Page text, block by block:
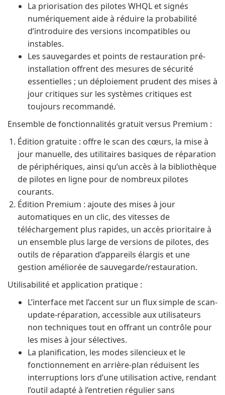
La priorisation des pilotes WHQL et signés
numériquement aide à réduire la probabilité
d’introduire des versions incompatibles ou
instables.
Les sauvegardes et points de restauration pré-
installation offrent des mesures de sécurité
essentielles ; un déploiement prudent des mises à
jour critiques sur les systèmes critiques est
toujours recommandé.
Ensemble de fonctionnalités gratuit versus Premium :
Édition gratuite : offre le scan des cœurs, la mise à
jour manuelle, des utilitaires basiques de réparation
de périphériques, ainsi qu’un accès à la bibliothèque
de pilotes en ligne pour de nombreux pilotes
courants.
Édition Premium : ajoute des mises à jour
automatiques en un clic, des vitesses de
téléchargement plus rapides, un accès prioritaire à
un ensemble plus large de versions de pilotes, des
outils de réparation d’appareils élargis et une
gestion améliorée de sauvegarde/restauration.
Utilisabilité et application pratique :
L’interface met l’accent sur un flux simple de scan-
update-réparation, accessible aux utilisateurs
non techniques tout en offrant un contrôle pour
les mises à jour sélectives.
La planification, les modes silencieux et le
fonctionnement en arrière-plan réduisent les
interruptions lors d’une utilisation active, rendant
l’outil adapté à l’entretien régulier sans